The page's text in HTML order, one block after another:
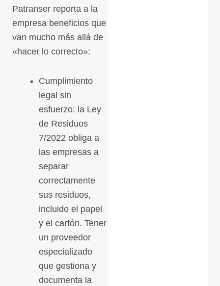
Patranser reporta a la
empresa beneficios que
van mucho más allá de
«hacer lo correcto»:
Cumplimiento
legal sin
esfuerzo: la Ley
de Residuos
7/2022 obliga a
las empresas a
separar
correctamente
sus residuos,
incluido el papel
y el cartón. Tener
un proveedor
especializado
que gestiona y
documenta la